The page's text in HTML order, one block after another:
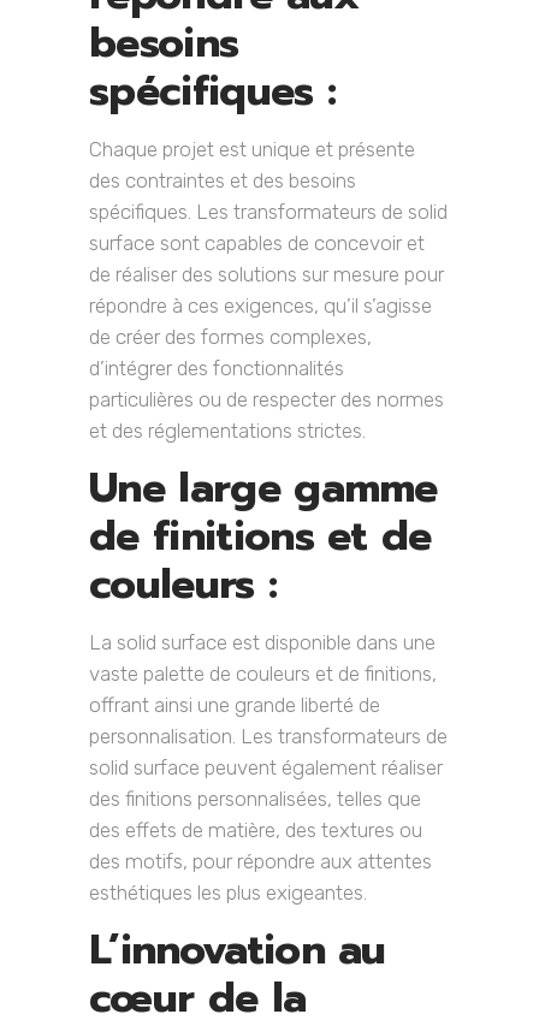
besoins
spécifiques :
Chaque projet est unique et présente
des contraintes et des besoins
spécifiques. Les transformateurs de solid
surface sont capables de concevoir et
de réaliser des solutions sur mesure pour
répondre à ces exigences, qu’il s’agisse
de créer des formes complexes,
d’intégrer des fonctionnalités
particulières ou de respecter des normes
et des réglementations strictes.
Une large gamme
de finitions et de
couleurs :
La solid surface est disponible dans une
vaste palette de couleurs et de finitions,
offrant ainsi une grande liberté de
personnalisation. Les transformateurs de
solid surface peuvent également réaliser
des finitions personnalisées, telles que
des effets de matière, des textures ou
des motifs, pour répondre aux attentes
esthétiques les plus exigeantes.
L’innovation au
cœur de la